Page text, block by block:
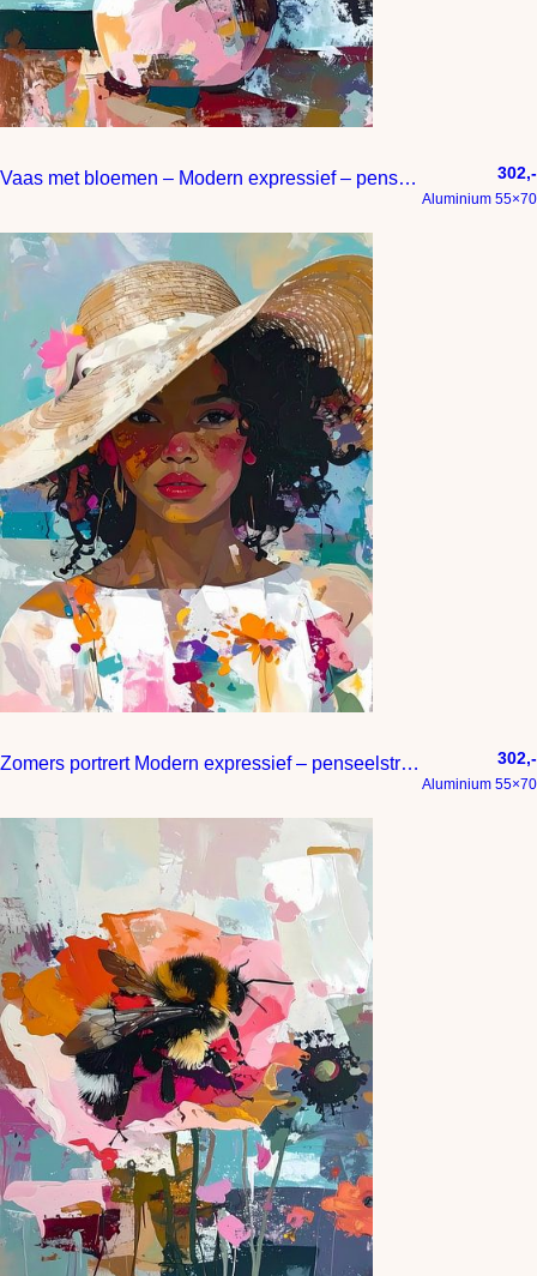
Vaas met bloemen – Modern expressief – penseelstreken en abstracte kleurige vlakken 302,-
Aluminium 55×70
Zomers portrert Modern expressief – penseelstreken en abstracte kleurige vlakken 302,-
Aluminium 55×70